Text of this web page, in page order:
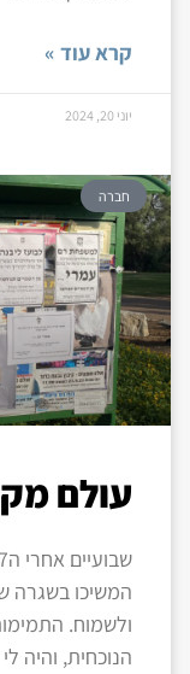
קרא עוד »
יוני 20, 2024
חברה
עולם
המשיכו בשגרה
ולשמוח.
הנוכחית, והיה